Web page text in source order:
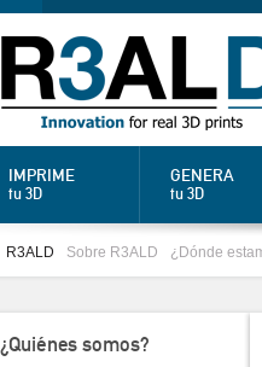
IMPRIME
tu 3D
GENERA
tu 3D
R3ALD Sobre R3ALD ¿Dónde
¿Quiénes somos?